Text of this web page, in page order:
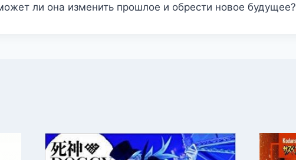
ли она изменить прошлое и обрести новое будущее?